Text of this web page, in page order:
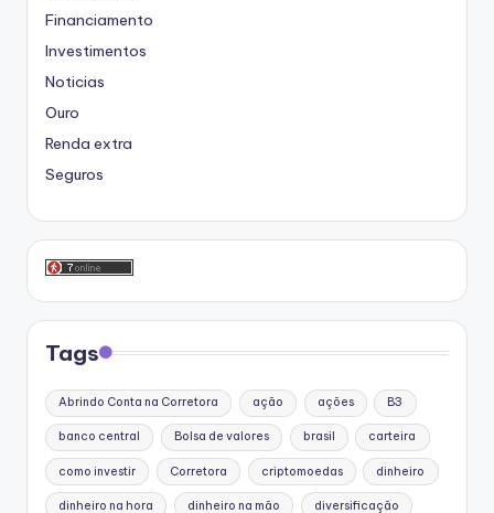
Financiamento
Investimentos
Noticias
Ouro
Renda extra
Seguros
Tags
Abrindo Conta na Corretora ação ações B3
banco central Bolsa de valores brasil carteira
como investir Corretora criptomoedas dinheiro
dinheiro na hora dinheiro na mão diversificação